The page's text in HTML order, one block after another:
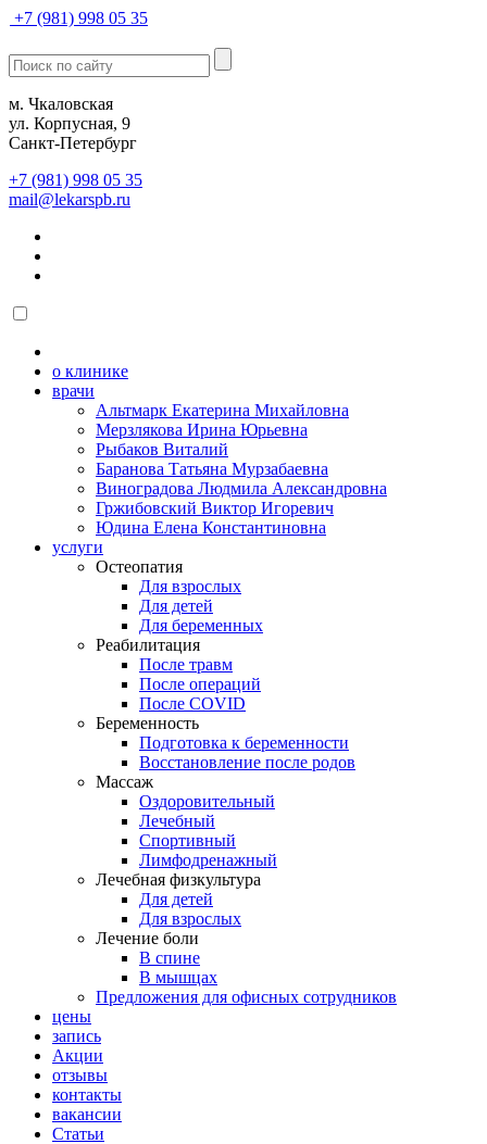
+7 (981) 998 05 35
м. Чкаловская
ул. Корпусная, 9
Санкт-Петербург
+7 (981) 998 05 35
mail@lekarspb.ru
о клинике
врачи
Альтмарк Екатерина Михайловна
Мерзлякова Ирина Юрьевна
Рыбаков Виталий
Баранова Татьяна Мурзабаевна
Виноградова Людмила Александровна
Гржибовский Виктор Игоревич
Юдина Елена Константиновна
услуги
Остеопатия
Для взрослых
Для детей
Для беременных
Реабилитация
После травм
После операций
После COVID
Беременность
Подготовка к беременности
Восстановление после родов
Массаж
Оздоровительный
Лечебный
Спортивный
Лимфодренажный
Лечебная физкультура
Для детей
Для взрослых
Лечение боли
В спине
В мышцах
Предложения для офисных сотрудников
цены
запись
Акции
отзывы
контакты
вакансии
Статьи